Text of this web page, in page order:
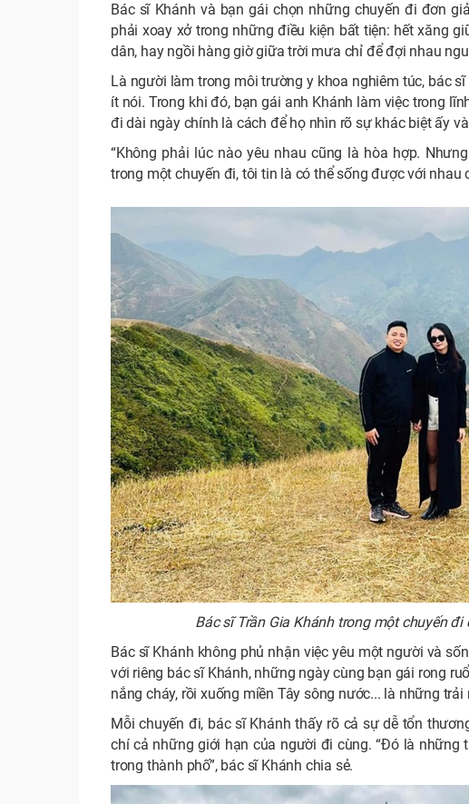
Bác sĩ Khánh và bạn gái chọn những chuyến đi đơn
phải xoay xở trong những điều kiện bất tiện: hết xăng
dân, hay ngồi hàng giờ giữa trời mưa chỉ để đợi nhau
Là người làm trong môi trường y khoa nghiêm túc, bác
ít nói. Trong khi đó, bạn gái anh Khánh làm việc trong
đi dài ngày chính là cách để họ nhìn rõ sự khác biệt ấy
“Không phải lúc nào yêu nhau cũng là hòa hợp.
trong một chuyến đi, tôi tin là có thể sống được với nhau
Bác sĩ Trần Gia Khánh trong một chuyến
Bác sĩ Khánh không phủ nhận việc yêu một người và
với riêng bác sĩ Khánh, những ngày cùng bạn gái rong
nắng cháy, rồi xuống miền Tây sông nước... là những
Mỗi chuyến đi, bác sĩ Khánh thấy rõ cả sự dễ tổn
chí cả những giới hạn của người đi cùng. “Đó là những
trong thành phố”, bác sĩ Khánh chia sẻ.